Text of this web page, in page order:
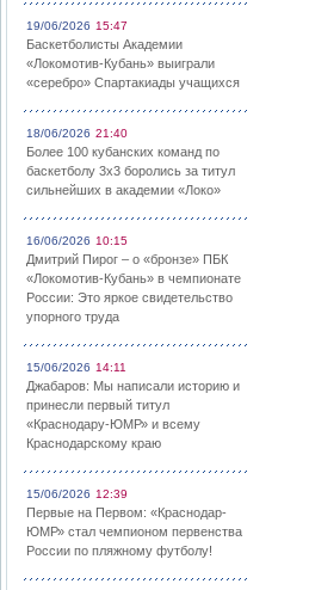
19/06/2026 15:47
Баскетболисты Академии
«Локомотив-Кубань» выиграли
«серебро» Спартакиады учащихся
18/06/2026 21:40
Более 100 кубанских команд по
баскетболу 3х3 боролись за титул
сильнейших в академии «Локо»
16/06/2026 10:15
Дмитрий Пирог – о «бронзе» ПБК
«Локомотив-Кубань» в чемпионате
России: Это яркое свидетельство
упорного труда
15/06/2026 14:11
Джабаров: Мы написали историю и
принесли первый титул
«Краснодару-ЮМР» и всему
Краснодарскому краю
15/06/2026 12:39
Первые на Первом: «Краснодар-
ЮМР» стал чемпионом первенства
России по пляжному футболу!